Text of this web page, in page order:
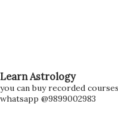
Learn Astrology
you can buy recorded
whatsapp @9899002983